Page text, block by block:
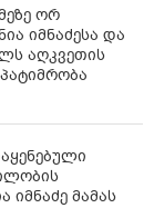
უფრო
აზრი
ორ
იმნაძესა და
აღკვეთის
იმნაძე მამას